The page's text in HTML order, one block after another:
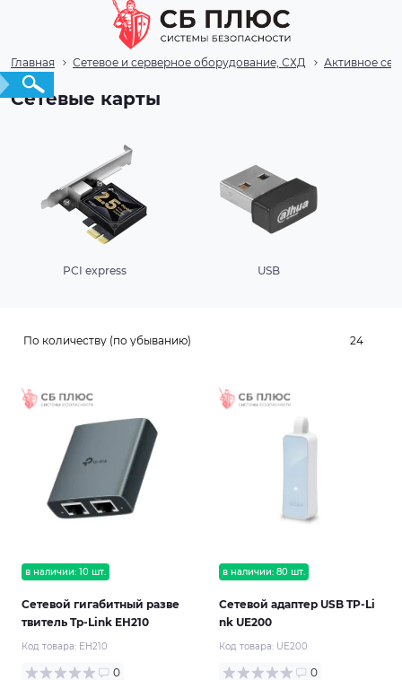
Главная Сетевое и серверное оборудование, СХД Активное
Сетевые карты
PCI express USB
в наличии: 10 шт.
Сетевой гигабитный разве
твитель Tp-Link EH210
Код товара: EH210
0
в наличии: 80 шт.
Сетевой адаптер USB TP-Li
nk UE200
Код товара: UE200
0